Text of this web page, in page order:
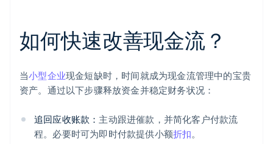
如何快速改善现金流？
当小型企业现金短缺时，时间就成为现金流管理中的宝贵
资产。通过以下步骤释放资金并稳定财务状况：
追回应收账款： 主动跟进催款，并简化客户付款流
程。必要时可为即时付款提供小额折扣。